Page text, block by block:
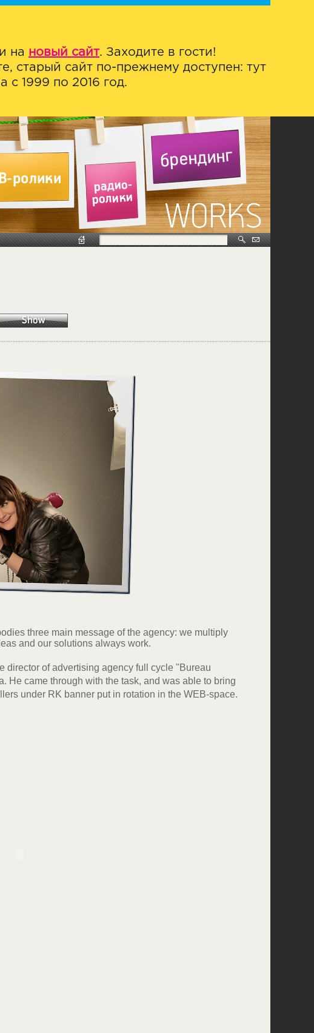
на новый сайт. Заходите в гости!
старый сайт по-прежнему доступен: тут
с 1999 по 2016 год.
three main message of the agency: we multiply
and our solutions always work.
director of advertising agency full cycle "Bureau
He came through with the task, and was able to bring
under RK banner put in rotation in the WEB-space.